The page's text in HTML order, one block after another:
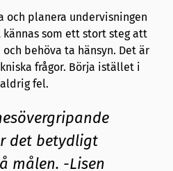
och planera undervisningen
som ett stort steg att
behöva ta hänsyn. Det är
frågor. Börja istället i
fel.
det betydligt
målen. -Lisen